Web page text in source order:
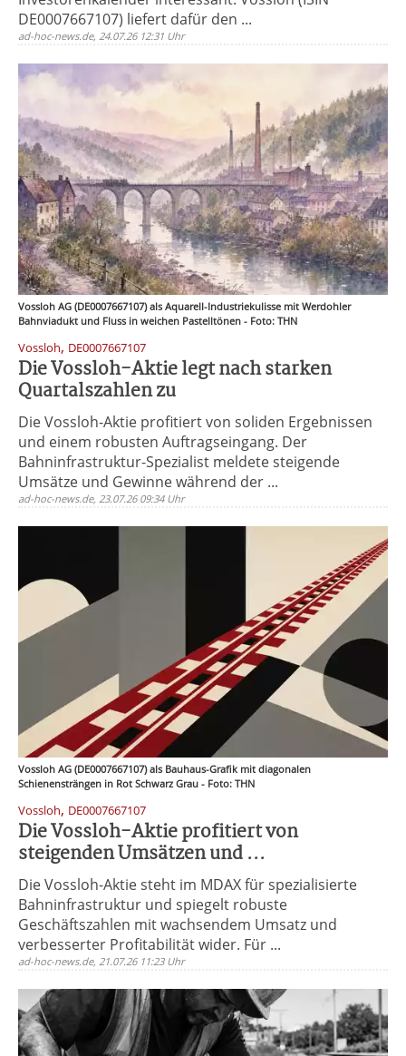
DE0007667107) liefert dafür den ...
ad-hoc-news.de, 24.07.26 12:31 Uhr
Vossloh AG (DE0007667107) als Aquarell-Industriekulisse mit Werdohler
Bahnviadukt und Fluss in weichen Pastelltönen - Foto: THN
Vossloh, DE0007667107
Die Vossloh-Aktie legt nach starken
Quartalszahlen zu
Die Vossloh-Aktie profitiert von soliden Ergebnissen
und einem robusten Auftragseingang. Der
Bahninfrastruktur-Spezialist meldete steigende
Umsätze und Gewinne während der ...
ad-hoc-news.de, 23.07.26 09:34 Uhr
Vossloh AG (DE0007667107) als Bauhaus-Grafik mit diagonalen
Schienensträngen in Rot Schwarz Grau - Foto: THN
Vossloh, DE0007667107
Die Vossloh-Aktie profitiert von
steigenden Umsätzen und ...
Die Vossloh-Aktie steht im MDAX für spezialisierte
Bahninfrastruktur und spiegelt robuste
Geschäftszahlen mit wachsendem Umsatz und
verbesserter Profitabilität wider. Für ...
ad-hoc-news.de, 21.07.26 11:23 Uhr